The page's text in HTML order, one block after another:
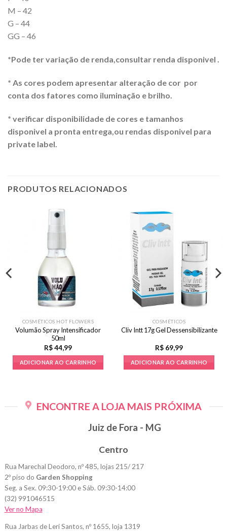
M – 42
G – 44
GG – 46
*Pode ter variação de renda,consultar renda disponivel .
* As cores podem apresentar alteração de cor por
conta dos fatores como iluminação e brilho.
* verificar disponibilidade de cores e tamanhos
disponivel a pronta entrega,ou rendas disponivel para
private label.
PRODUTOS RELACIONADOS
COSMÉTICOS HOT FLOWERS
Volumão Spray Intensificador
50ml
R$44,99
ADICIONAR AO CARRINHO
COSMÉTICOS
Cliv Intt 17g Gel Dessensibilizante
R$ 69,99
ADICIONAR AO CARRINHO
ENCONTRE A LOJA MAIS PRÓXIMA
Juiz de Fora - MG
Centro
Rua Marechal Deodoro, nº 485, lojas 215/ 217
2º piso do Garden Shopping
Seg. a Sex. 09:30-19:00 e Sáb. 09:30-14:00
(32) 991046515
Ver no Mapa
Rua Jarbas de Leri Santos, nº 1655, loja 1319